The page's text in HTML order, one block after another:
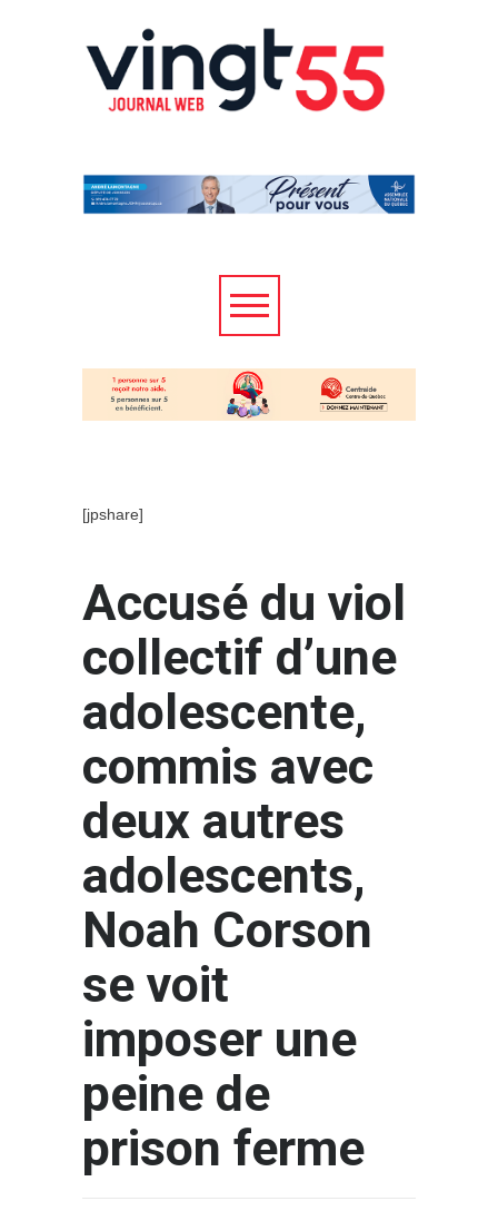
[jpshare]
Accusé du viol
collectif d’une
adolescente,
commis avec
deux autres
adolescents,
Noah Corson
se voit
imposer une
peine de
prison ferme